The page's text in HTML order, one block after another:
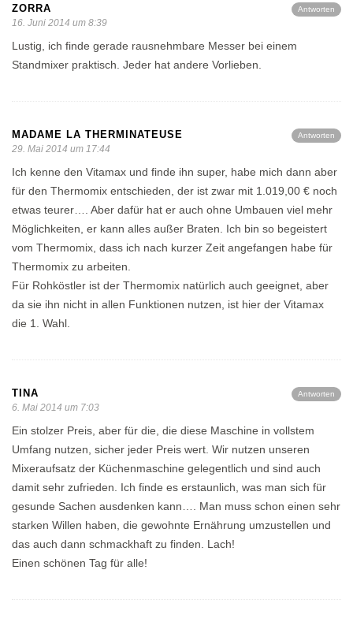
Antworten
ZORRA
16. Juni 2014 um 8:39
Lustig, ich finde gerade rausnehmbare Messer bei einem
Standmixer praktisch. Jeder hat andere Vorlieben.
Antworten
MADAME LA THERMINATEUSE
29. Mai 2014 um 17:44
Ich kenne den Vitamax und finde ihn super, habe mich dann aber
für den Thermomix entschieden, der ist zwar mit 1.019,00 € noch
etwas teurer…. Aber dafür hat er auch ohne Umbauen viel mehr
Möglichkeiten, er kann alles außer Braten. Ich bin so begeistert
vom Thermomix, dass ich nach kurzer Zeit angefangen habe für
Thermomix zu arbeiten.
Für Rohköstler ist der Thermomix natürlich auch geeignet, aber
da sie ihn nicht in allen Funktionen nutzen, ist hier der Vitamax
die 1. Wahl.
Antworten
TINA
6. Mai 2014 um 7:03
Ein stolzer Preis, aber für die, die diese Maschine in vollstem
Umfang nutzen, sicher jeder Preis wert. Wir nutzen unseren
Mixeraufsatz der Küchenmaschine gelegentlich und sind auch
damit sehr zufrieden. Ich finde es erstaunlich, was man sich für
gesunde Sachen ausdenken kann…. Man muss schon einen sehr
starken Willen haben, die gewohnte Ernährung umzustellen und
das auch dann schmackhaft zu finden. Lach!
Einen schönen Tag für alle!